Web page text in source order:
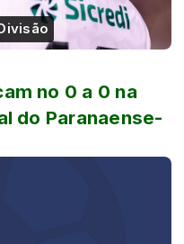
no 0 a 0 na
do Paranaense-